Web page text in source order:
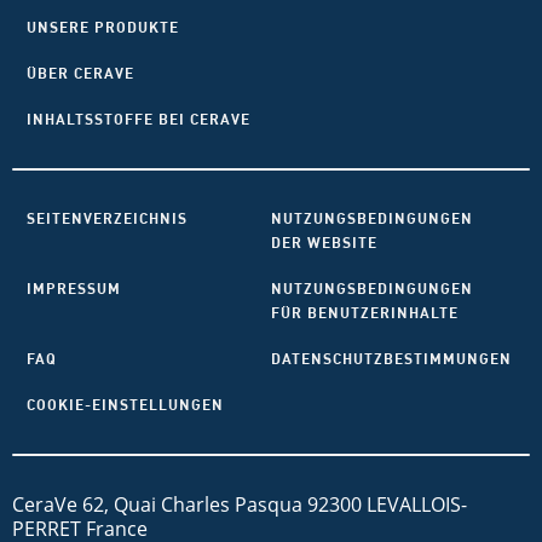
UNSERE PRODUKTE
ÜBER CERAVE
INHALTSSTOFFE BEI CERAVE
SEITENVERZEICHNIS
NUTZUNGSBEDINGUNGEN
DER WEBSITE
IMPRESSUM
NUTZUNGSBEDINGUNGEN
FÜR BENUTZERINHALTE
FAQ DATENSCHUTZBESTIMMUNGEN
COOKIE-EINSTELLUNGEN
CeraVe 62, Quai Charles Pasqua 92300 LEVALLOIS-
PERRET France